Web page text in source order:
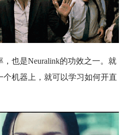
也是Neuralink的功效之一。就
机器上，就可以学习如何开直